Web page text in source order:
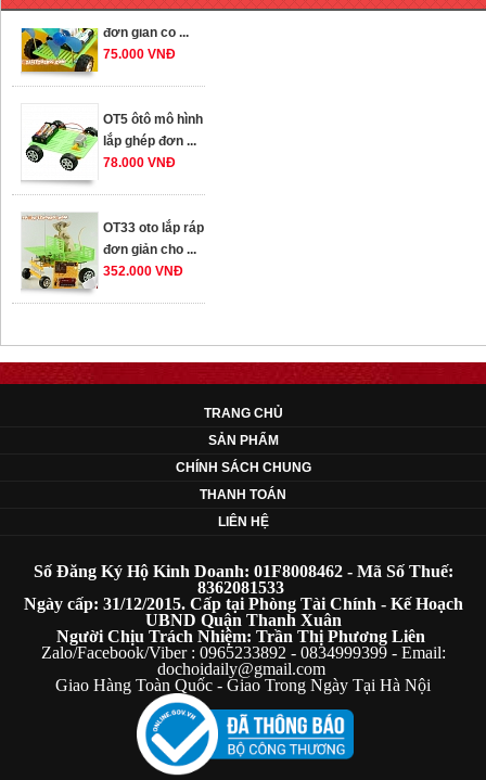
OT5 ôtô mô hình
78.000 VNĐ
OT33 oto lắp ráp
352.000 VNĐ
ráp nhấc chân di
...
259.000 VNĐ
OT36 oto mô hình
đơn giản có ...
lắp ghép đơn ...
OT33 oto lắp ráp
đơn giản cho ...
352.000 VNĐ
TRANG CHỦ
SẢN PHẨM
CHÍNH SÁCH CHUNG
THANH TOÁN
LIÊN HỆ
Số Đăng Ký Hộ Kinh Doanh: 01F8008462 - Mã Số Thuế:
8362081533
Ngày cấp: 31/12/2015. Cấp tại Phòng Tài Chính - Kế Hoạch
UBND Quận Thanh Xuân
Người Chịu Trách Nhiệm: Trần Thị Phương Liên
Zalo/Facebook/Viber : 0965233892 - 0834999399 - Email:
dochoidaily@gmail.com
Giao Hàng Toàn Quốc - Giao Trong Ngày Tại Hà Nội